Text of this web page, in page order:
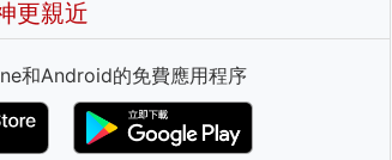
更親近
和Android的免費應用程序